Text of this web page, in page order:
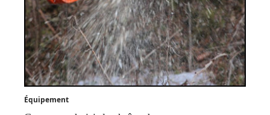
Équipement